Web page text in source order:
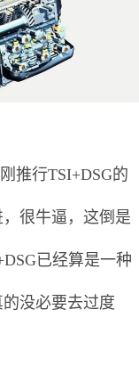
推行TSI+DSG的
很牛逼，这倒是
已经算是一种
没必要去过度